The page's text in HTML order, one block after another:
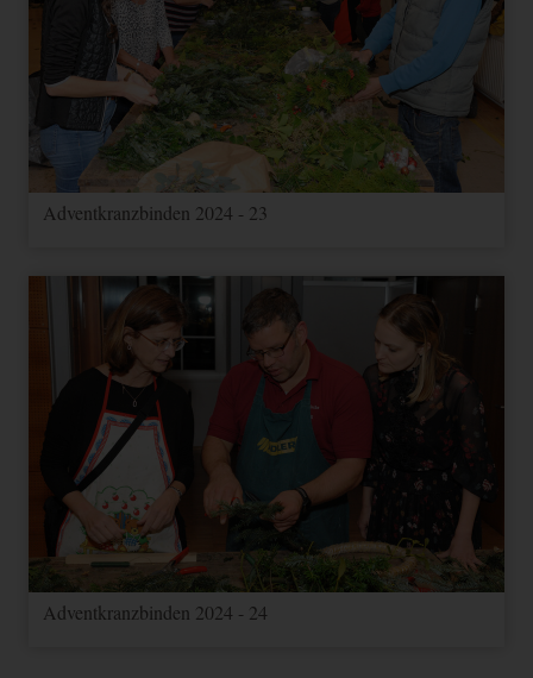
Adventkranzbinden 2024 - 23
Adventkranzbinden 2024 - 24